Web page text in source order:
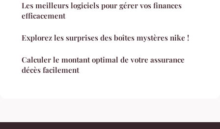
Les meilleurs logiciels pour gérer vos finances
efficacement
Explorez les surprises des boîtes mystères nike !
Calculer le montant optimal de votre assurance
décès facilement